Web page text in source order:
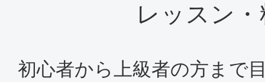
レッスン
初心者から上級者の方まで